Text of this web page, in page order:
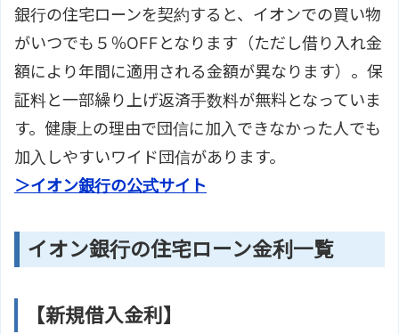
銀行の住宅ローンを契約すると、イオンでの買い物
がいつでも５％OFFとなります（ただし借り入れ金
額により年間に適用される金額が異なります）。保
証料と一部繰り上げ返済手数料が無料となっていま
す。健康上の理由で団信に加入できなかった人でも
加入しやすいワイド団信があります。
＞イオン銀行の公式サイト
イオン銀行の住宅ローン金利一覧
【新規借入金利】